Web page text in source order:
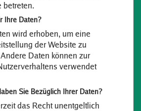
betreten.
Ihre Daten?
wird erhoben, um eine
der Website zu
Daten können zur
verwendet
Sie Bezüglich Ihrer Daten?
das Recht unentgeltlich